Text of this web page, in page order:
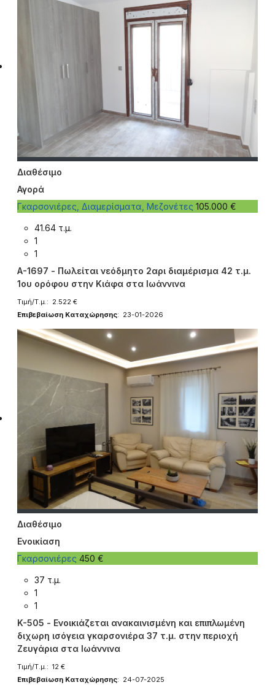
Διαθέσιμο
Αγορά
Γκαρσονιέρες, Διαμερίσματα, Μεζονέτες 105.000 €
41.64 τ.μ.
1
1
A-1697 - Πωλείται νεόδμητο 2αρι διαμέρισμα 42 τ.μ.
1ου ορόφου στην Κιάφα στα Ιωάννινα
Τιμή/Τ.μ.: 2.522 €
Επιβεβαίωση Καταχώρησης: 23-01-2026
Διαθέσιμο
Ενοικίαση
Γκαρσονιέρες 450 €
37 τ.μ.
1
1
K-505 - Ενοικιάζεται ανακαινισμένη και επιπλωμένη
διχωρη ισόγεια γκαρσονιέρα 37 τ.μ. στην περιοχή
Ζευγάρια στα Ιωάννινα
Τιμή/Τ.μ.: 12 €
Επιβεβαίωση Καταχώρησης: 24-07-2025